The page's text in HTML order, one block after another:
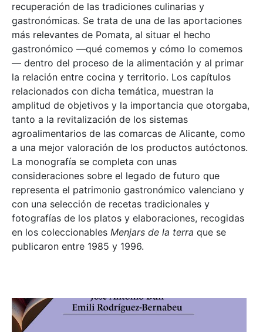
recuperación de las tradiciones culinarias y
gastronómicas. Se trata de una de las aportaciones
más relevantes de Pomata, al situar el hecho
gastronómico —qué comemos y cómo lo comemos
— dentro del proceso de la alimentación y al primar
la relación entre cocina y territorio. Los capítulos
relacionados con dicha temática, muestran la
amplitud de objetivos y la importancia que otorgaba,
tanto a la revitalización de los sistemas
agroalimentarios de las comarcas de Alicante, como
a una mejor valoración de los productos autóctonos.
La monografía se completa con unas
consideraciones sobre el legado de futuro que
representa el patrimonio gastronómico valenciano y
con una selección de recetas tradicionales y
fotografías de los platos y elaboraciones, recogidas
en los coleccionables Menjars de la terra que se
publicaron entre 1985 y 1996.